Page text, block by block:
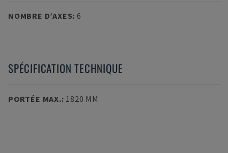
NOMBRE D’AXES: 6
SPÉCIFICATION TECHNIQUE
PORTÉE MAX.: 1820 MM